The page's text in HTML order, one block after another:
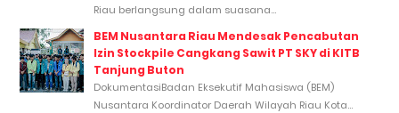
Riau berlangsung dalam suasana...
BEM Nusantara Riau Mendesak Pencabutan
Izin Stockpile Cangkang Sawit PT SKY di KITB
Tanjung Buton
DokumentasiBadan Eksekutif Mahasiswa (BEM)
Nusantara Koordinator Daerah Wilayah Riau Kota...